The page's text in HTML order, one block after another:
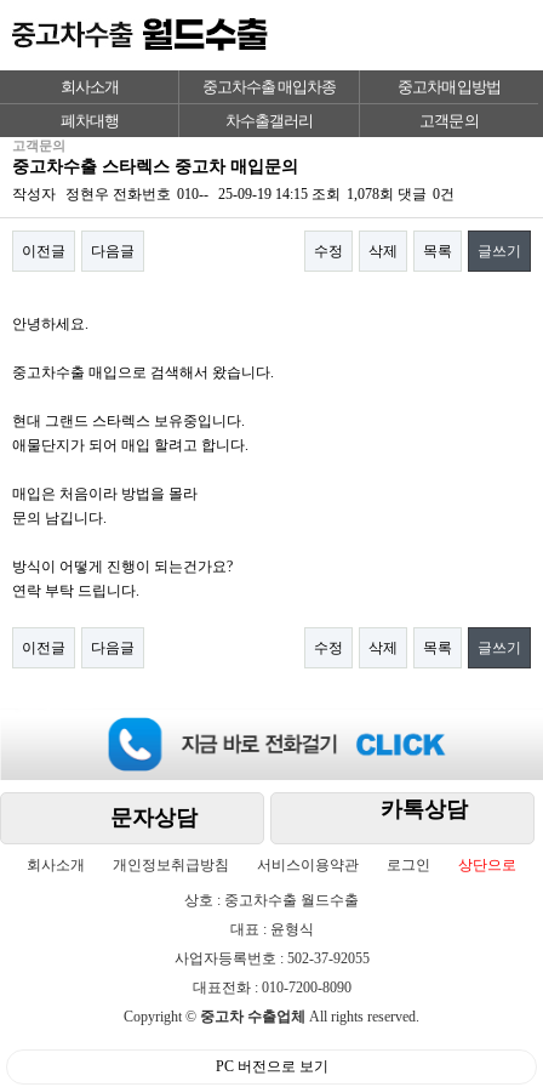
회사소개 중고차수출 매입차종
중고차매입방법
폐차대행
차수출갤러리 고객문의
고객문의
중고차수출 스타렉스 중고차 매입문의
작성자 정현우 전화번호 010-- 25-09-19 14:15 조회 1,078회 댓글 0건
이전글 다음글 수정 삭제 목록 글쓰기
안녕하세요.
중고차수출 매입으로 검색해서 왔습니다.
현대 그랜드 스타렉스 보유중입니다.
애물단지가 되어 매입 할려고 합니다.
매입은 처음이라 방법을 몰라
문의 남깁니다.
방식이 어떻게 진행이 되는건가요?
연락 부탁 드립니다.
이전글 다음글 수정 삭제 목록 글쓰기
문자상담 카톡상담
회사소개 개인정보취급방침 서비스이용약관 로그인 상단으로
상호 : 중고차수출 월드수출
대표 : 윤형식
사업자등록번호 : 502-37-92055
대표전화 : 010-7200-8090
Copyright © 중고차 수출업체 All rights reserved.
PC 버전으로 보기